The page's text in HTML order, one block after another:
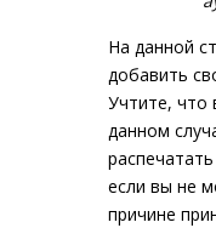
На данной
добавить
Учтите, что
данном
если вы не
причине